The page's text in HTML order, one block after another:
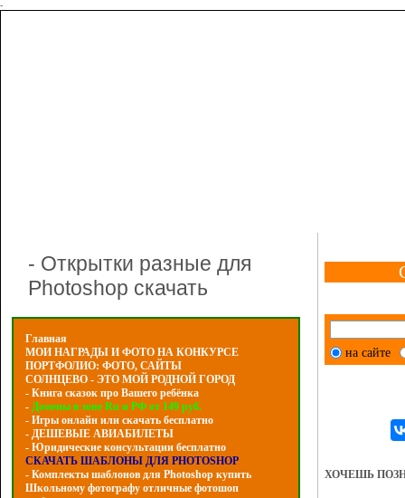
-
- Открытки разные для
Photoshop скачать
Главная
МОИ НАГРАДЫ И ФОТО НА КОНКУРСЕ
ПОРТФОЛИО: ФОТО, САЙТЫ
СОЛНЦЕВО - ЭТО МОЙ РОДНОЙ ГОРОД
- Книга сказок про Вашего ребёнка
- Домены в зоне Ru и РФ от 149 руб.
- Игры онлайн или скачать бесплатно
- ДЕШЕВЫЕ АВИАБИЛЕТЫ
- Юридические консультации бесплатно
СКАЧАТЬ ШАБЛОНЫ ДЛЯ PHOTOSHOP
- Комплекты шаблонов для Photoshop купить
Школьному фотографу отличные фотошоп
на сайте
ХОЧЕШЬ